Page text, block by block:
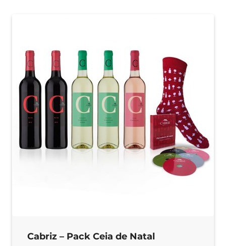
Cabriz – Pack Ceia de Natal